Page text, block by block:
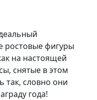
ростовые фигуры
на настоящей
снятые в этом
так, словно они
года!